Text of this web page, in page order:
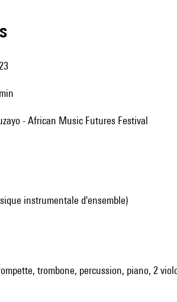
- African Music Futures Festival
instrumentale d'ensemble)
trombone, percussion, piano, 2